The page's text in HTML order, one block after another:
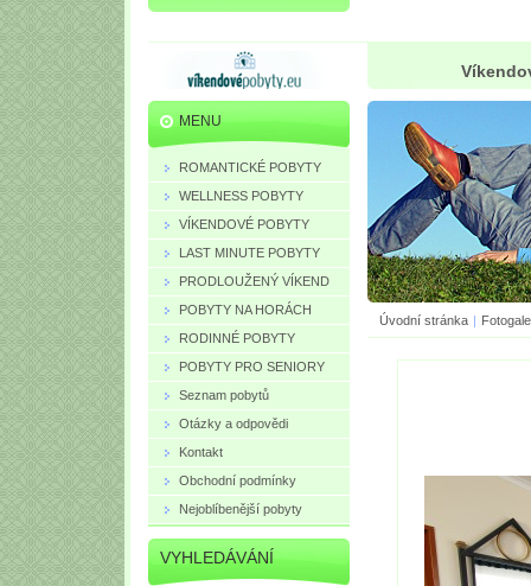
Úvodní stránka |
MENU
ROMANTICKÉ POBYTY
WELLNESS POBYTY
VÍKENDOVÉ POBYTY
LAST MINUTE POBYTY
PRODLOUŽENÝ VÍKEND
POBYTY NA HORÁCH
RODINNÉ POBYTY
POBYTY PRO SENIORY
Seznam pobytů
Otázky a odpovědi
Kontakt
Obchodní podmínky
Nejoblíbenější pobyty
VYHLEDÁVÁNÍ